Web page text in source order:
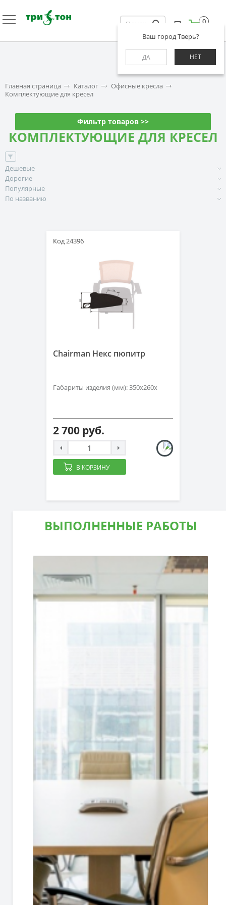
Ваш город Тверь?
ДА НЕТ
0
Главная страница Каталог
Офисные кресла
Комплектующие для кресел
Фильтр товаров >>
КОМПЛЕКТУЮЩИЕ ДЛЯ КРЕСЕЛ
Дешевые
Дорогие
Популярные
По названию
Код 24396
Chairman Некс пюпитр
Габариты изделия (мм): 350х260х
2 700 руб.
В КОРЗИНУ
ВЫПОЛНЕННЫЕ РАБОТЫ